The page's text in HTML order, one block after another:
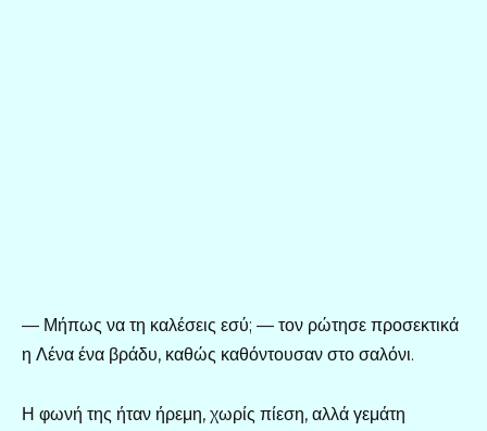
— Μήπως να τη καλέσεις εσύ; — τον ρώτησε προσεκτικά
η Λένα ένα βράδυ, καθώς καθόντουσαν στο σαλόνι.
Η φωνή της ήταν ήρεμη, χωρίς πίεση, αλλά γεμάτη